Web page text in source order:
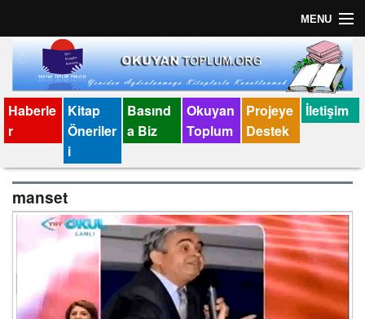
MENU
Anasayfa
İletişim
Künye
Haberle
r
Kitap
Öneriler
i
Basınd
a Biz
Okuyan
Toplum
Projeye
Destek
İletişim
manset